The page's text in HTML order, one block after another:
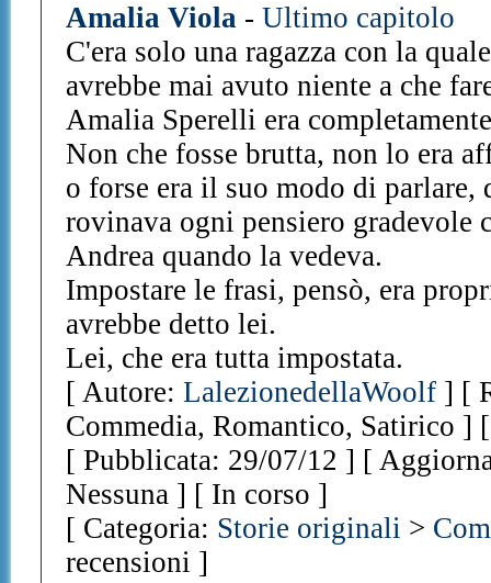
Amalia Viola - Ultimo capitolo
C'era solo una ragazza con la
avrebbe mai avuto niente a che
Amalia Sperelli era
Non che fosse brutta, non lo era
o forse era il suo modo di parlare,
rovinava ogni pensiero gradevole
Andrea quando la vedeva.
Impostare le frasi, pensò, era
avrebbe detto lei.
Lei, che era tutta impostata.
[ Autore: LalezionedellaWoolf] [
Commedia, Romantico, Satirico
[ Pubblicata: 29/07/12 ] [
Nessuna ] [ In corso ]
[ Categoria: Storie originali >
recensioni ]